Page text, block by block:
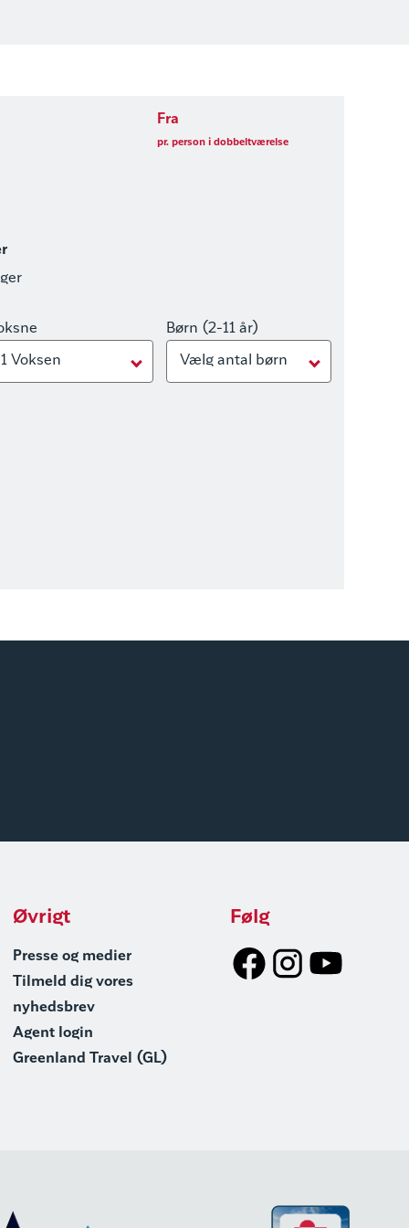
Fra
pr. person i dobbeltværelse
1 Voksen
Børn (2-11 år)
Vælg antal børn
Øvrigt
Presse og medier
Tilmeld dig vores
nyhedsbrev
Agent login
Greenland Travel (GL)
Følg